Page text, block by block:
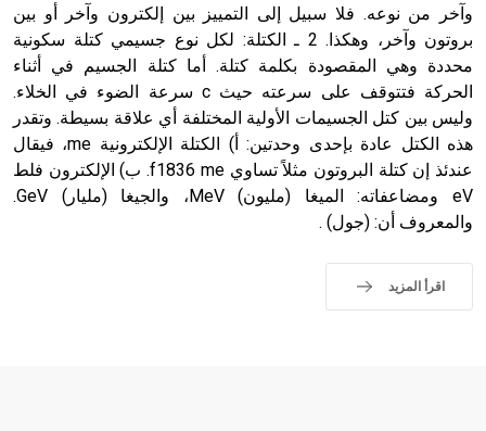
وآخر من نوعه. فلا سبيل إلى التمييز بين إلكترون وآخر أو بين
بروتون وآخر، وهكذا. 2 ـ الكتلة: لكل نوع جسيمي كتلة سكونية
محددة وهي المقصودة بكلمة كتلة. أما كتلة الجسيم في أثناء
الحركة فتتوقف على سرعته حيث c سرعة الضوء في الخلاء.
وليس بين كتل الجسيمات الأولية المختلفة أي علاقة بسيطة. وتقدر
هذه الكتل عادة بإحدى وحدتين: أ) الكتلة الإلكترونية me، فيقال
عندئذ إن كتلة البروتون مثلاً تساوي f1836 me. ب) الإلكترون فلط
eV ومضاعفاته: الميغا (مليون) MeV، والجيغا (مليار) GeV.
والمعروف أن: (جول) .
اقرأ المزيد